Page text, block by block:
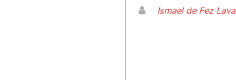
Ismael de Fez Lava